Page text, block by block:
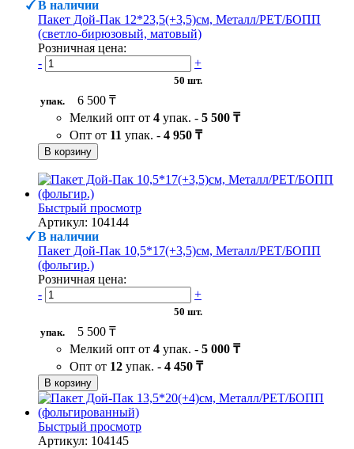
В наличии
Пакет Дой-Пак 12*23,5(+3,5)см, Металл/PET/БОПП
(светло-бирюзовый, матовый)
Розничная цена:
-
+
50 шт.
упак.
6 500 ₸
Мелкий опт от 4 упак. - 5 500 ₸
Опт от 11 упак. - 4 950 ₸
В корзину
Быстрый просмотр
Артикул: 104144
В наличии
Пакет Дой-Пак 10,5*17(+3,5)см, Металл/PET/БОПП
(фольгир.)
Розничная цена:
-
+
50 шт.
упак.
5 500 ₸
Мелкий опт от 4 упак. - 5 000 ₸
Опт от 12 упак. - 4 450 ₸
В корзину
Быстрый просмотр
Артикул: 104145